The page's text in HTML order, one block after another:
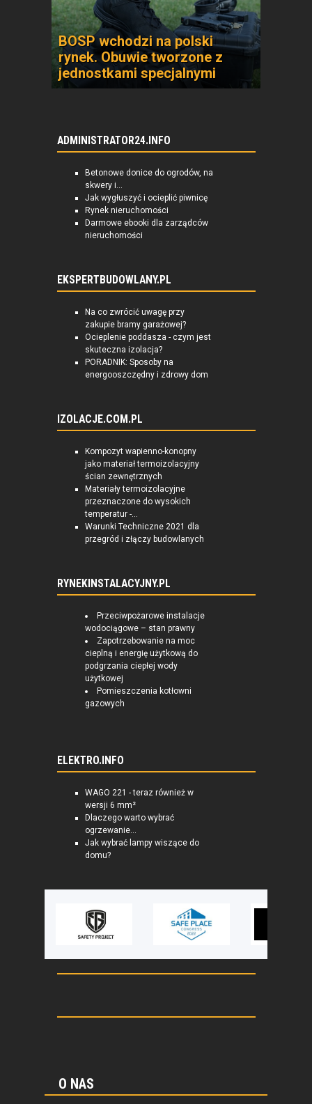
BOSP wchodzi na polski
rynek. Obuwie tworzone z
jednostkami specjalnymi
ADMINISTRATOR24.INFO
Betonowe donice do ogrodów, na
skwery i...
Jak wygłuszyć i ocieplić piwnicę
Rynek nieruchomości
Darmowe ebooki dla zarządców
nieruchomości
EKSPERTBUDOWLANY.PL
Na co zwrócić uwagę przy
zakupie bramy garażowej?
Ocieplenie poddasza - czym jest
skuteczna izolacja?
PORADNIK: Sposoby na
energooszczędny i zdrowy dom
IZOLACJE.COM.PL
Kompozyt wapienno-konopny
jako materiał termoizolacyjny
ścian zewnętrznych
Materiały termoizolacyjne
przeznaczone do wysokich
temperatur -...
Warunki Techniczne 2021 dla
przegród i złączy budowlanych
RYNEKINSTALACYJNY.PL
Przeciwpożarowe instalacje
wodociągowe – stan prawny
Zapotrzebowanie na moc
cieplną i energię użytkową do
podgrzania ciepłej wody
użytkowej
Pomieszczenia kotłowni
gazowych
ELEKTRO.INFO
WAGO 221 - teraz również w
wersji 6 mm²
Dlaczego warto wybrać
ogrzewanie...
Jak wybrać lampy wiszące do
domu?
O NAS